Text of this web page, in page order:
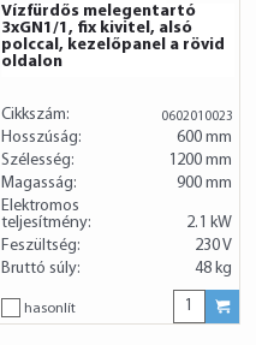
Vízfürdős melegentartó
3xGN1/1, fix kivitel, alsó
polccal, kezelőpanel a rövid
oldalon
Cikkszám: 0602010023
Hosszúság:
600 mm
Szélesség:
1200 mm
Magasság:
900 mm
Elektromos
teljesítmény:
2.1 kW
Feszültség:
230 V
Bruttó súly:
48 kg
hasonlít